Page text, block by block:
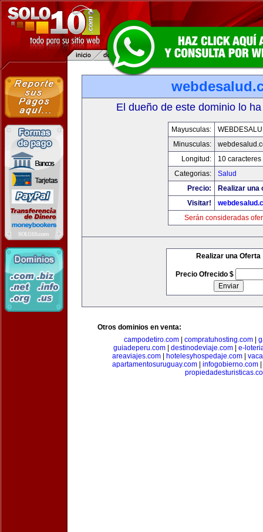
El dueño de este dominio lo
Mayusculas:
Minusculas:
Longitud:
10 caracteres
Categorias:
Salud
Precio:
Realizar una
Visitar!
Serán consideradas
Realizar una Oferta
Precio Ofrecido $
Otros dominios en venta:
campodetiro.com
compratuhosting.com
guiadeperu.com
destinodeviaje.com
e-
areaviajes.com
hotelesyhospedaje.com
apartamentosuruguay.com
infogobierno.com